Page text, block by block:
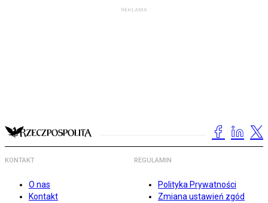
KONTAKT
O nas
Kontakt
REGULAMIN
Polityka Prywatności
Zmiana ustawień zgód